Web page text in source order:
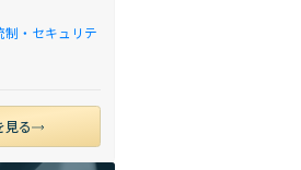
制・セキュリテ
見る